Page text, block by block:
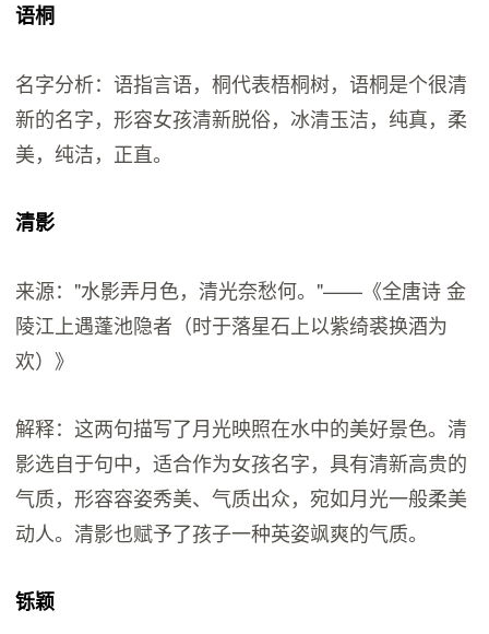
语桐
名字分析：语指言语，桐代表梧桐树，语桐是个很清
新的名字，形容女孩清新脱俗，冰清玉洁，纯真，柔
美，纯洁，正直。
清影
来源："水影弄月色，清光奈愁何。"——《全唐诗 金
陵江上遇蓬池隐者（时于落星石上以紫绮裘换酒为
欢）》
解释：这两句描写了月光映照在水中的美好景色。清
影选自于句中，适合作为女孩名字，具有清新高贵的
气质，形容容姿秀美、气质出众，宛如月光一般柔美
动人。清影也赋予了孩子一种英姿飒爽的气质。
铄颖